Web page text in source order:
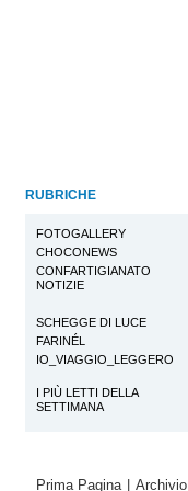
RUBRICHE
FOTOGALLERY
CHOCONEWS
CONFARTIGIANATO
NOTIZIE
SCHEGGE DI LUCE
FARINÉL
IO_VIAGGIO_LEGGERO
I PIÙ LETTI DELLA
SETTIMANA
Prima Pagina | Archivio